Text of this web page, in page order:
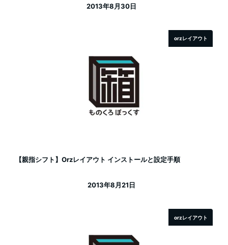
2013年8月30日
orzレイアウト
【親指シフト】Orzレイアウト インストールと設定手順
2013年8月21日
orzレイアウト